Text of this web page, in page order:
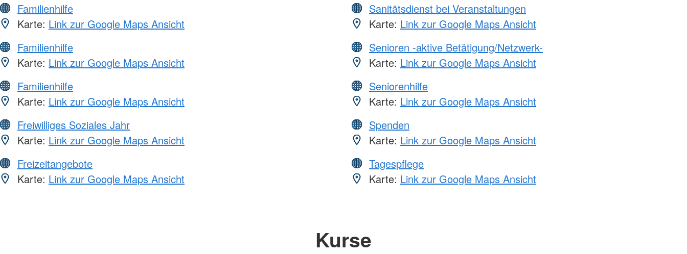
Familienhilfe
Karte: Link zur Google Maps Ansicht
Familienhilfe
Karte: Link zur Google Maps Ansicht
Familienhilfe
Karte: Link zur Google Maps Ansicht
Freiwilliges Soziales Jahr
Karte: Link zur Google Maps Ansicht
Freizeitangebote
Karte: Link zur Google Maps Ansicht
Sanitätsdienst bei Veranstaltungen
Karte: Link zur Google Maps Ansicht
Senioren -aktive Betätigung/Netzwerk-
Karte: Link zur Google Maps Ansicht
Seniorenhilfe
Karte: Link zur Google Maps Ansicht
Spenden
Karte: Link zur Google Maps Ansicht
Tagespflege
Karte: Link zur Google Maps Ansicht
Kurse